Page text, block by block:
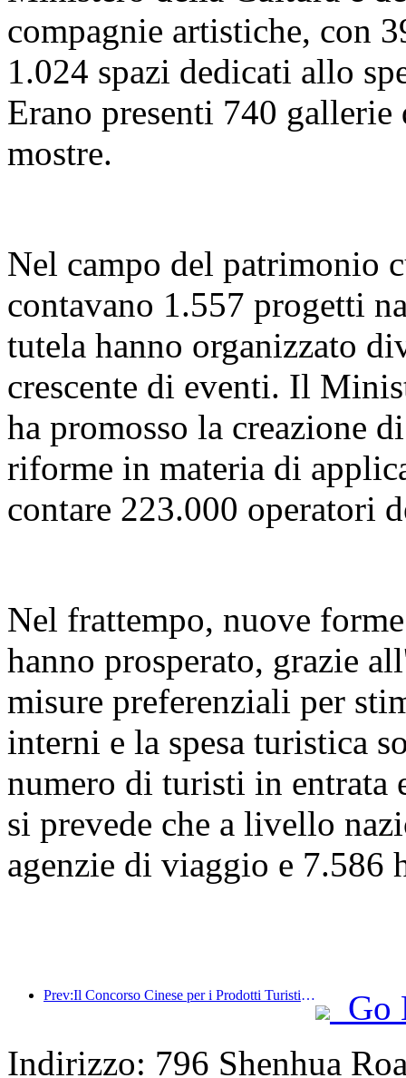
compagnie artistiche, con
1.024 spazi dedicati allo
Erano presenti 740
mostre.
Nel campo del patrimonio
contavano 1.557 progetti
tutela hanno organizzato
crescente di eventi. Il
ha promosso la creazione
riforme in materia di
contare 223.000 operatori
Nel frattempo, nuove
hanno prosperato, grazie
misure preferenziali per
interni e la spesa turistica
numero di turisti in entrata
si prevede che a livello
agenzie di viaggio e 7.586
Prev:Il Concorso Cinese per i Prodotti Turistici si è svolto con successo a Xiangtan, nello Hunan.
Go
Indirizzo: 796 Shenhua